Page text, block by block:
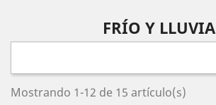
FRÍO Y LLUVIA
Mostrando 1-12 de 15 artículo(s)